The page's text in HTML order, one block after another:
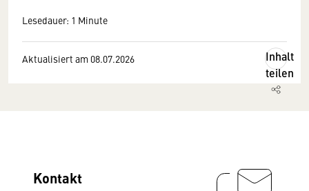
Lesedauer: 1 Minute
Aktualisiert am 08.07.2026
Inhalt
teilen
Kontakt